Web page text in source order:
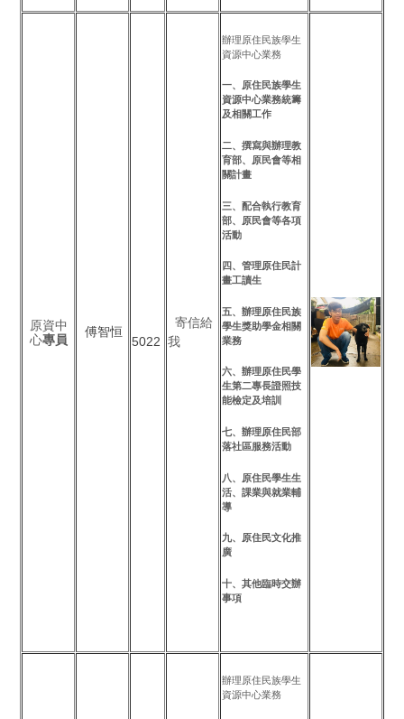
原資中
心專員
傅智恒
5022
寄信給
我
辦理原住民族學生
資源中心業務
一、原住民族學生
資源中心業務統籌
及相關工作
二、撰寫與辦理教
育部、原民會等相
關計畫
三、配合執行教育
部、原民會等各項
活動
四、管理原住民計
畫工讀生
五、辦理原住民族
學生獎助學金相關
業務
六、辦理原住民學
生第二專長證照技
能檢定及培訓
七、辦理原住民部
落社區服務活動
八、原住民學生生
活、課業與就業輔
導
九、原住民文化推
廣
十、其他臨時交辦
事項
辦理原住民族學生
資源中心業務